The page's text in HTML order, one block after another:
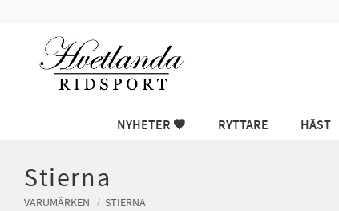
NYHETER 🖤 RYTTARE HÄST
Stierna
VARUMÄRKEN STIERNA